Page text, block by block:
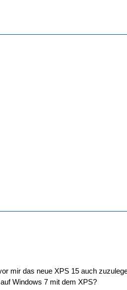
mir das neue XPS 15 auch
Windows 7 mit dem XPS?